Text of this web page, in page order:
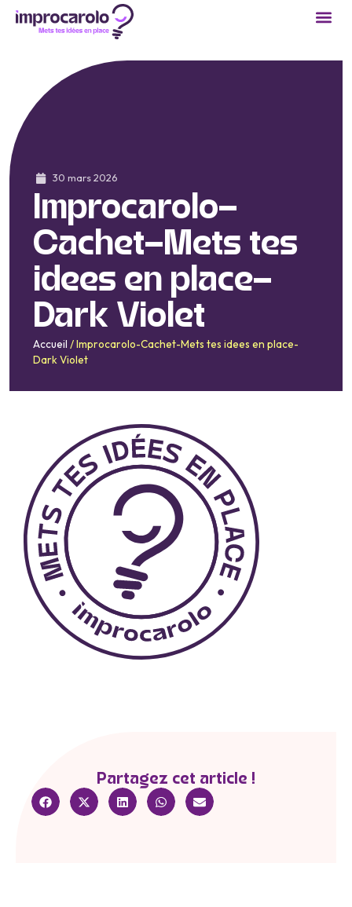
30 mars 2026
Improcarolo-
Cachet-Mets tes
idees en place-
Dark Violet
Accueil /Improcarolo-Cachet-Mets tes idees en place-
Dark Violet
Partagez cet article !